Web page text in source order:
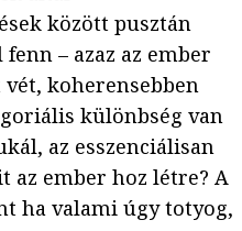
között pusztán
– azaz az ember
koherensebben
különbség van
az esszenciálisan
az ember hoz létre? A
ha valami úgy totyog,